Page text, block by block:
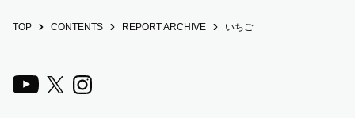
TOP CONTENTS REPORT ARCHIVE いちご